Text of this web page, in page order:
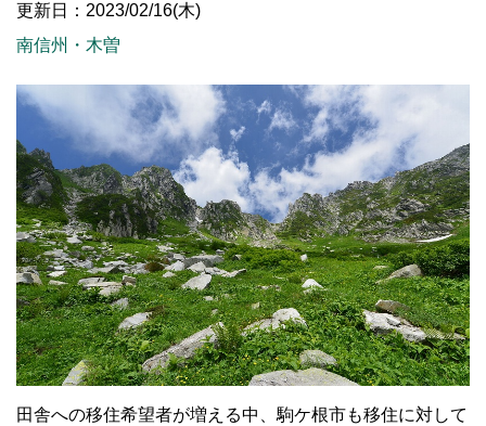
更新日：2023/02/16(木)
南信州・木曽
田舎への移住希望者が増える中、駒ケ根市も移住に対して